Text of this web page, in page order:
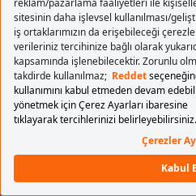
edersen ve vaktin de varsa
Muğla Uçak Bileti Ara